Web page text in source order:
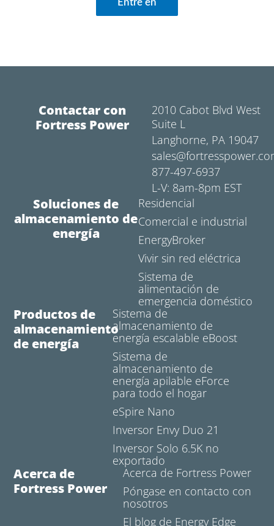
Contactar con
Fortress Power
2010 Cabot Blvd West
Suite L
Langhorne, PA 19047
877-497-6937
L-V: 8am-8pm EST
Soluciones de
almacenamiento de
energía
Residencial
Comercial e industrial
EnergyBroker
Vivir sin red eléctrica
Sistema de
alimentación de
emergencia doméstico
Productos de
almacenamiento
de energía
Sistema de
almacenamiento de
energía escalable eBoost
Sistema de
almacenamiento de
energía apilable eForce
para todo el hogar
eSpire Nano
Inversor Envy Duo 21
Inversor Solo 6.5K no
exportado
Acerca de
Fortress Power
Acerca de Fortress Power
Póngase en contacto con
nosotros
El blog de Energy Edge